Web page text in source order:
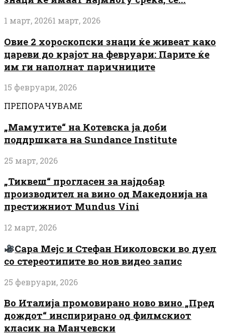
1 март, 20261 март, 2026
Овие 2 хороскопски знаци ќе живеат како
цареви до крајот на февруари: Парите ќе
им ги наполнат паричниците
15 февруари, 2026
ПРЕПОРАЧУВАМЕ
„Мамутите“ на Котевска ја доби
поддршката на Sundance Institute
25 март, 2026
„Тиквеш“ прогласен за најдобар
производител на вино од Македонија на
престижниот Mundus Vini
12 март, 2026
Сара Мејс и Стефан Николовски во дуел
со стереотипите во нов видео запис
25 февруари, 2026
Во Италија промовирано ново вино „Пред
дождот“ инспирирано од филмскиот
класик на Манчевски